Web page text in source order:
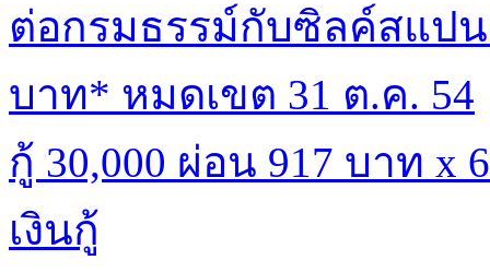
ต่อกรมธรรม์กับซิลค์สแป
บาท* หมดเขต 31 ต.ค. 54
กู้ 30,000 ผ่อน 917 บาท x
เงินกู้